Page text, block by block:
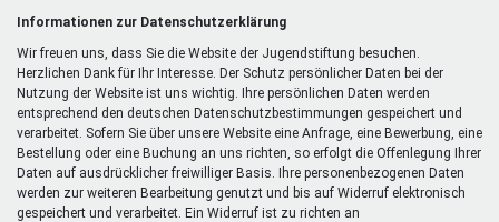
Freizeit & Reisen
Mentoren & Projekte
Schule & Beruf
Vor Ort
Informationen zur Datenschutzerklärung
Wir freuen uns, dass Sie die Website der Jugendstiftung besuchen.
Herzlichen Dank für Ihr Interesse. Der Schutz persönlicher Daten bei der
Nutzung der Website ist uns wichtig. Ihre persönlichen Daten werden
entsprechend den deutschen Datenschutzbestimmungen gespeichert und
verarbeitet. Sofern Sie über unsere Website eine Anfrage, eine Bewerbung, eine
Bestellung oder eine Buchung an uns richten, so erfolgt die Offenlegung Ihrer
Daten auf ausdrücklicher freiwilliger Basis. Ihre personenbezogenen Daten
werden zur weiteren Bearbeitung genutzt und bis auf Widerruf elektronisch
gespeichert und verarbeitet. Ein Widerruf ist zu richten an